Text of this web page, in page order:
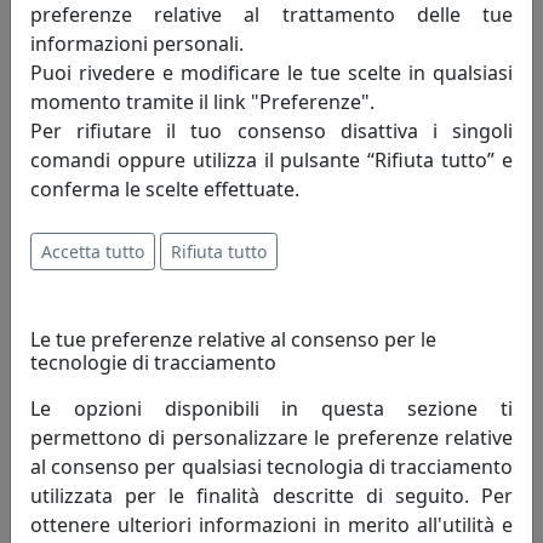
Informazioni sul brand
Da oltre quaranta anni, l’espressione
creativa, l’abilità tecnica e manuale si
danno appuntamento e dal loro incontro
nascono le creazioni Arti e Mestieri. Un
realizzazione di oggetti in metallo dai profili essenziali e
dalle forme leggere, frutto di un lavoro di ricerca e
Bellezza e funzionalità, i due poli che danno vita a ogni
grazie a quel mix di stile e capacità tecnica che
costituisce il tratto distintivo del nostro marchio.
Il processo creativo invece attinge a luoghi spesso
inaspettati. La creatività di Massimo Tani, depositario
preferenze relative al trattamento delle tue
informazioni personali.
Puoi rivedere e modificare le tue scelte in qualsiasi
momento tramite il link "Preferenze".
Per rifiutare il tuo consenso disattiva i singoli
comandi oppure utilizza il pulsante “Rifiuta tutto” e
conferma le scelte effettuate.
Accetta tutto Rifiuta tutto
Le tue preferenze relative al consenso per le
tecnologie di tracciamento
Le opzioni disponibili in questa sezione ti
permettono di personalizzare le preferenze relative
al consenso per qualsiasi tecnologia di tracciamento
utilizzata per le finalità descritte di seguito. Per
ottenere ulteriori informazioni in merito all'utilità e